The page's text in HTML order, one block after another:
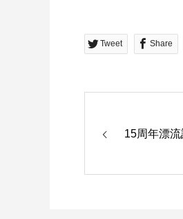
Tweet Share
15周年漂流